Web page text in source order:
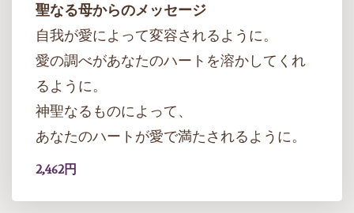
聖なる母からのメッセージ
自我が愛によって変容されるように。
愛の調べがあなたのハートを溶かしてくれ
るように。
神聖なるものによって、
あなたのハートが愛で満たされるように。
2,462円